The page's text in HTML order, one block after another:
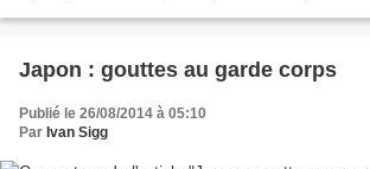
Japon : gouttes au garde corps
Publié le 26/08/2014 à 05:10
Par Ivan Sigg